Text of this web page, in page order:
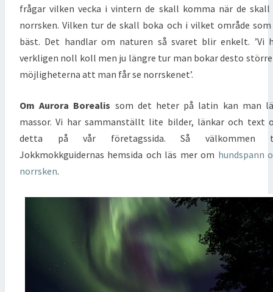
frågar vilken vecka i vintern de skall komma när de skall
norrsken. Vilken tur de skall boka och i vilket område
bäst. Det handlar om naturen så svaret blir enkelt. ’Vi
verkligen noll koll men ju längre tur man bokar desto
möjligheterna att man får se norrskenet’.
Om Aurora Borealis som det heter på latin kan man
massor. Vi har sammanställt lite bilder, länkar och text
detta på vår företagssida. Så välkommen
Jokkmokkguidernas hemsida och läs mer om hundspann
norrsken.